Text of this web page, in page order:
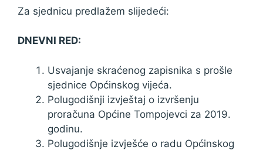
Za sjednicu predlažem slijedeći:
DNEVNI RED:
Usvajanje skraćenog zapisnika s prošle
sjednice Općinskog vijeća.
Polugodišnji izvještaj o izvršenju
proračuna Općine Tompojevci za 2019.
godinu.
Polugodišnje izvješće o radu Općinskog